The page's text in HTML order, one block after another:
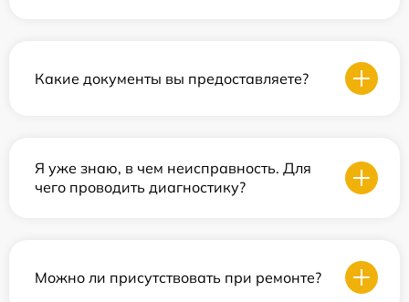
Какие документы вы предоставляете?
Я уже знаю, в чем неисправность. Для
чего проводить диагностику?
Можно ли присутствовать при ремонте?